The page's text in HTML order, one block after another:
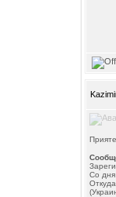
Со дня